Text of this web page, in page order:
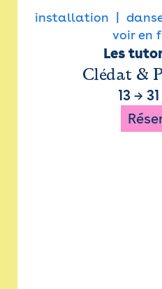
installation
voir en
Les
Clédat &
13→